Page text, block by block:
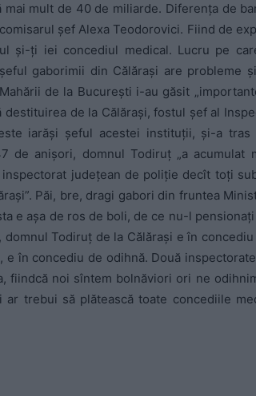
mult de 40 de miliarde. Diferenţa de
şef Alexa Teodorovici. Fiind de
şi-ţi iei concediul medical. Lucru pe
gaborimii din Călăraşi are probleme
de la Bucureşti i-au găsit
destituirea de la Călăraşi, fostul şef al
iarăşi şeful acestei instituţii, şi-a tras
de anişori, domnul Todiruţ „a acumulat
judeţean de poliţie decît toţi
Păi, bre, dragi gabori din fruntea
e aşa de ros de boli, de ce nu-l
Todiruţ de la Călăraşi e în concediu
e în concediu de odihnă. Două
fiindcă noi sîntem bolnăviori ori ne
trebui să plătească toate concediile